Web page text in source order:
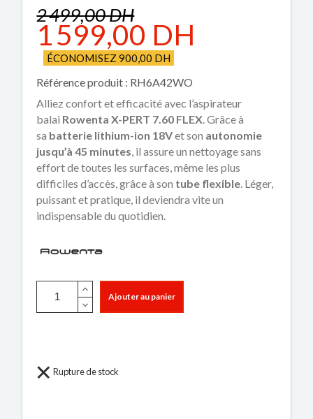
2 499,00 DH
1 599,00 DH
ÉCONOMISEZ 900,00 DH
Référence produit : RH6A42WO
Alliez confort et efficacité avec l’aspirateur
balai Rowenta X-PERT 7.60 FLEX . Grâce à
sa batterie lithium-ion 18Vet son autonomie
jusqu’à 45 minutes , il assure un nettoyage sans
effort de toutes les surfaces, même les plus
difficiles d’accès, grâce à son tube flexible . Léger,
puissant et pratique, il deviendra vite un
indispensable du quotidien.
Ajouter au panier
Rupture de stock